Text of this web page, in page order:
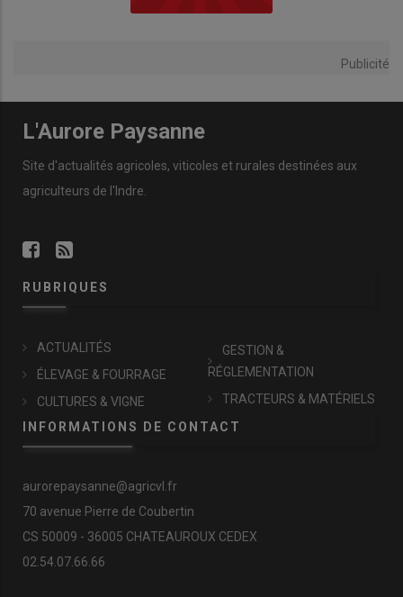
Publicité
L'Aurore Paysanne
Site d'actualités agricoles, viticoles et rurales destinées aux
agriculteurs de l'Indre.
RUBRIQUES
ACTUALITÉS
ÉLEVAGE & FOURRAGE
CULTURES & VIGNE
GESTION &
RÉGLEMENTATION
TRACTEURS & MATÉRIELS
INFORMATIONS DE CONTACT
aurorepaysanne@agricvl.fr
70 avenue Pierre de Coubertin
CS 50009 - 36005 CHATEAUROUX CEDEX
02.54.07.66.66